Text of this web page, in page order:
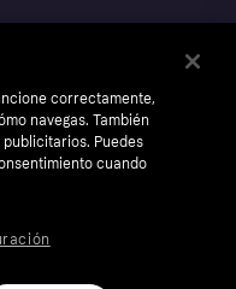
correctamente,
navegas. También
Puedes
cuando